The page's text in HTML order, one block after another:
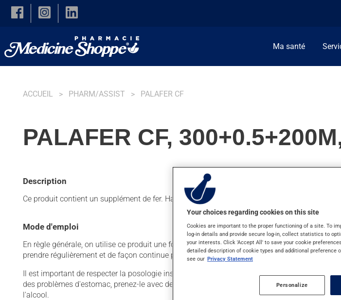
Skip to main content
Ma santé
ACCUEIL PHARM/ASSIST PALAFER CF
PALAFER CF,
Description
Ce produit contient un supplément de fer. Habituellement, on l'utilise pour l'anémie. Il produit
Mode d'emploi
En règle générale, on utilise ce produit une fois par jour. Il est possible que votre
prendre régulièrement et de façon continue pour maintenir ses effets bénéfiques.
Il est important de respecter la posologie inscrite sur l'étiquette. N'en utilisez pas plus, ni
des problèmes d'estomac, prenez-le avec de la nourriture. Comme il peut être irritant pour
l'alcool.
Your choices regarding cookies on this site
Cookies are important to the proper functioning of a site. To
log-in details and provide secure log-in, collect statistics to
your interests. Click 'Accept All' to save your cookie
detailed description of cookie types and additional preference
see our Privacy Statement
Personalize